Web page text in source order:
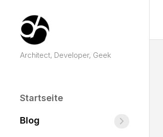
content
Architect, Developer, Geek
Startseite
Blog